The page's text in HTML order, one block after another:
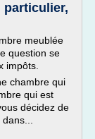
particulier,
meublée
question se
impôts.
chambre qui
qui est
décidez de